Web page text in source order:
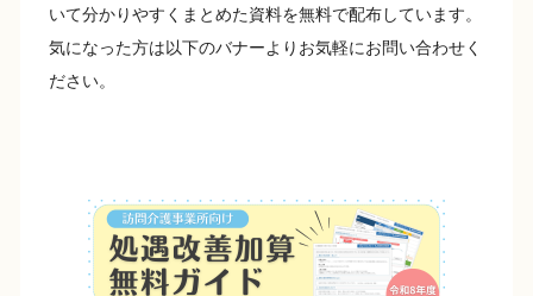
いて分かりやすくまとめた資料を無料で配布しています。
気になった方は以下のバナーよりお気軽にお問い合わせく
ださい。